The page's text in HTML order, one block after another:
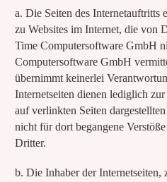
a. Die Seiten des
zu Websites im Internet, die von
Time Computersoftware GmbH
Computersoftware GmbH
übernimmt keinerlei
Internetseiten dienen lediglich
auf verlinkten Seiten
nicht für dort begangene
Dritter.
b. Die Inhaber der Internetseiten,